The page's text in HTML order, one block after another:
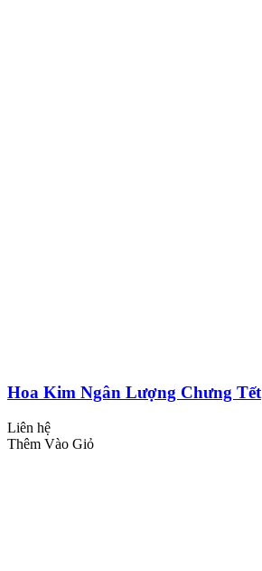
Hoa Kim Ngân Lượng Chưng Tết
Liên hệ
Thêm Vào Giỏ